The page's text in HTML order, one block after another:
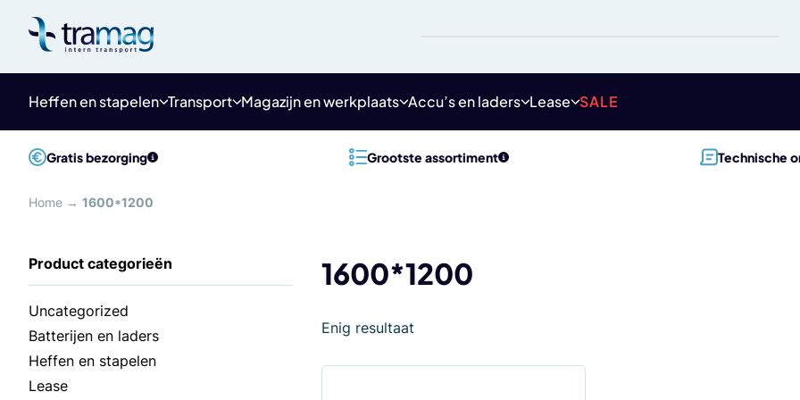
content
Heffen en stapelen Transport Magazijn en werkplaats Accu’s en laders Lease SALE
Gratis bezorging Grootste assortiment Technische
Home → 1600*1200
1600*1200
Uncategorized
Batterijen en laders
Heffen en stapelen
Lease
Enig resultaat